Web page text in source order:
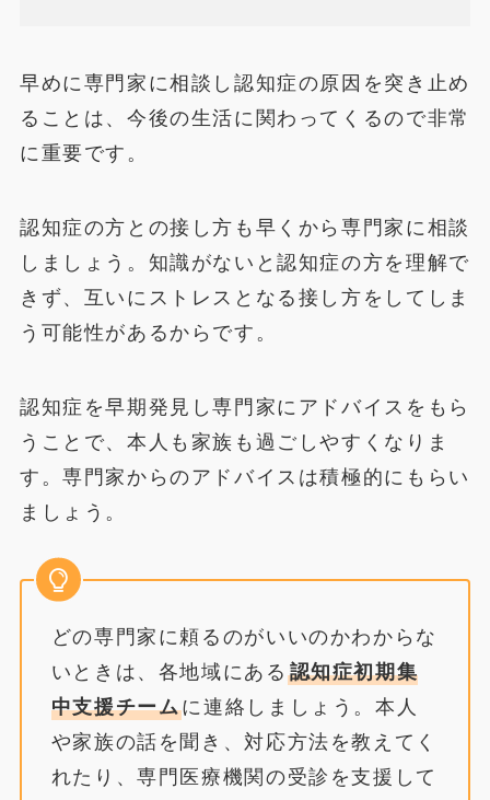
早めに専門家に相談し認知症の原因を突き止め
ることは、今後の生活に関わってくるので非常
に重要です。
認知症の方との接し方も早くから専門家に相談
しましょう。知識がないと認知症の方を理解で
きず、互いにストレスとなる接し方をしてしま
う可能性があるからです。
認知症を早期発見し専門家にアドバイスをもら
うことで、本人も家族も過ごしやすくなりま
す。専門家からのアドバイスは積極的にもらい
ましょう。
どの専門家に頼るのがいいのかわからな
いときは、各地域にある 認知症初期集
中支援チームに連絡しましょう。本人
や家族の話を聞き、対応方法を教えてく
れたり、専門医療機関の受診を支援して